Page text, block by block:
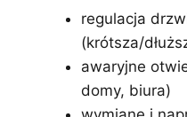
regulacja
(krótsza/
awaryjne
domy, biura)